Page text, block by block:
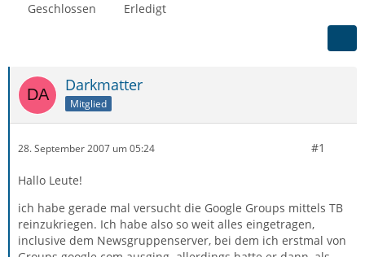
Geschlossen
Erledigt
Darkmatter
Mitglied
28. September 2007 um 05:24 #1
Hallo Leute!
ich habe gerade mal versucht die Google Groups mittels TB
reinzukriegen. Ich habe also so weit alles eingetragen,
inclusive dem Newsgruppenserver, bei dem ich erstmal von